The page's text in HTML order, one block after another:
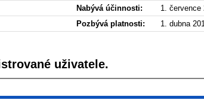
Nabývá účinnosti:
1. července
Pozbývá platnosti: 1. dubna
uživatele.